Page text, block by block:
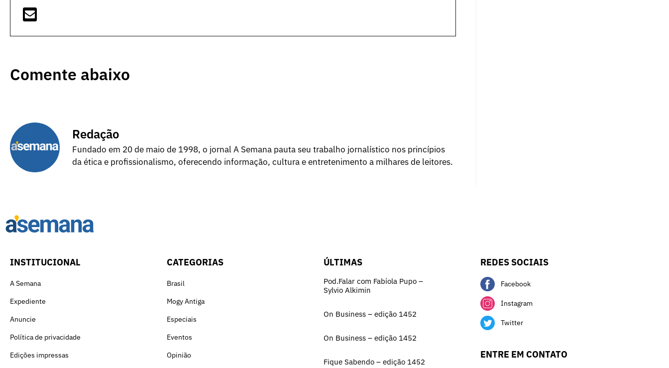
Comente abaixo
Redação
Fundado em 20 de maio de 1998, o jornal A Semana pauta seu trabalho jornalístico nos princípios
da ética e profissionalismo, oferecendo informação, cultura e entretenimento a milhares de leitores.
INSTITUCIONAL
A Semana
Expediente
Anuncie
Política de privacidade
Edições impressas
CATEGORIAS
Brasil
Mogy Antiga
Especiais
Eventos
Opinião
ÚLTIMAS
Pod.Falar com Fabíola Pupo –
Sylvio Alkimin
On Business – edição 1452
On Business – edição 1452
Fique Sabendo – edição 1452
REDES SOCIAIS
Facebook
Instagram
Twitter
ENTRE EM CONTATO